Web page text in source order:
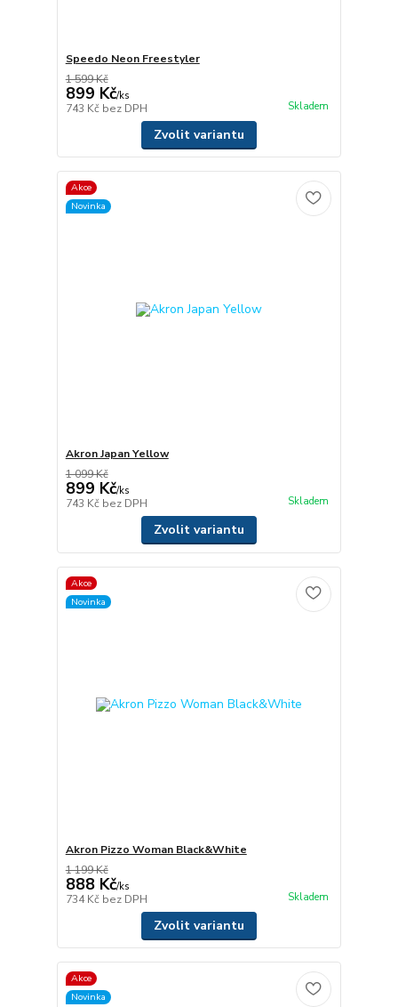
Speedo Neon Freestyler
1 599 Kč
899 Kč/ks
743 Kč bez DPH Skladem
Zvolit variantu
Akce
Novinka
Akron Japan Yellow
1 099 Kč
899 Kč/ks
743 Kč bez DPH Skladem
Zvolit variantu
Akce
Novinka
Akron Pizzo Woman Black&White
1 199 Kč
888 Kč/ks
734 Kč bez DPH Skladem
Zvolit variantu
Akce
Novinka